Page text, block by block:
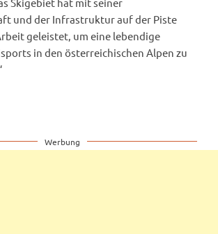
und der Infrastruktur auf der Piste
geleistet, um eine lebendige
in den österreichischen Alpen zu
Werbung